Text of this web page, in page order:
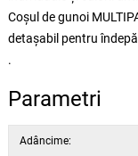
Coșul de gunoi
detașabil pentru
.
Parametri
Adâncime: